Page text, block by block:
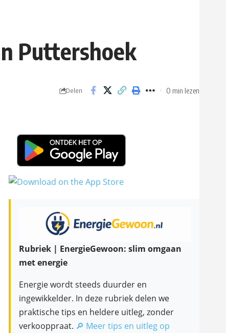
Puttershoek
Delen 0 min lezen
Rubriek | EnergieGewoon: slim omgaan
met energie
Energie wordt steeds duurder en
ingewikkelder. In deze rubriek delen we
praktische tips en heldere uitleg, zonder
verkooppraat. 🔎 Meer tips en uitleg op